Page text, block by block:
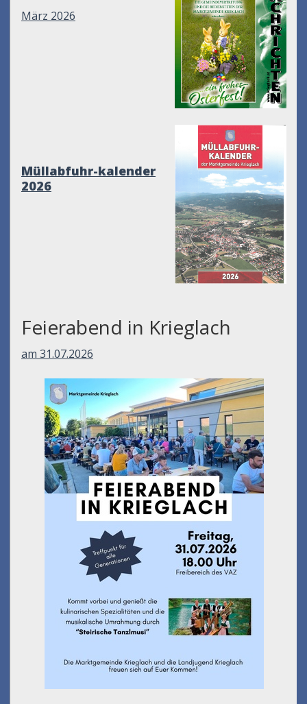
März 2026
Müllabfuhr-kalender
2026
Feierabend in Krieglach
am 31.07.2026